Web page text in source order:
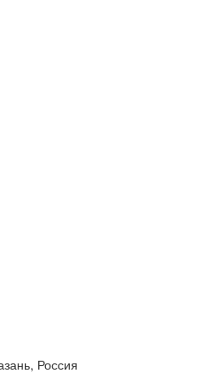
Россия